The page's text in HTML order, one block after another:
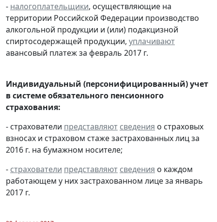
- налогоплательщики, осуществляющие на
территории Российской Федерации производство
алкогольной продукции и (или) подакцизной
спиртосодержащей продукции, уплачивают
авансовый платеж за февраль 2017 г.
Индивидуальный (персонифицированный) учет
в системе обязательного пенсионного
страхования:
- страхователи представляют сведения о страховых
взносах и страховом стаже застрахованных лиц за
2016 г. на бумажном носителе;
- страхователи представляют сведения о каждом
работающем у них застрахованном лице за январь
2017 г.